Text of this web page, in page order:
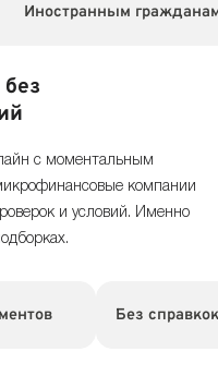
Иностранным
с моментальным
компании
и условий. Именно
Без